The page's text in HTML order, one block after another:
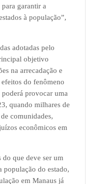
garantir a
à população”,
adotadas pelo
objetivo
na arrecadação e
do fenômeno
provocar uma
quando milhares de
comunidades,
econômicos em
do que deve ser um
do estado,
em Manaus já